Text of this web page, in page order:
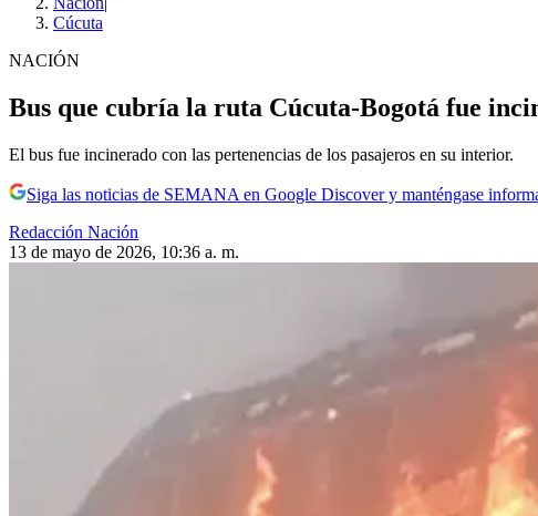
Cúcuta
NACIÓN
Bus que cubría la ruta Cúcuta-Bogotá fue
El bus fue incinerado con las pertenencias de los pasajeros en su interior.
Siga las noticias de SEMANA en Google Discover y manténgase
Redacción Nación
13 de mayo de 2026, 10:36 a. m.